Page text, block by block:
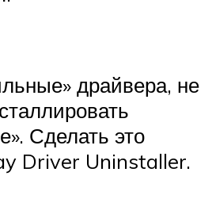
драйвера, не
Сделать это
Driver Uninstaller.